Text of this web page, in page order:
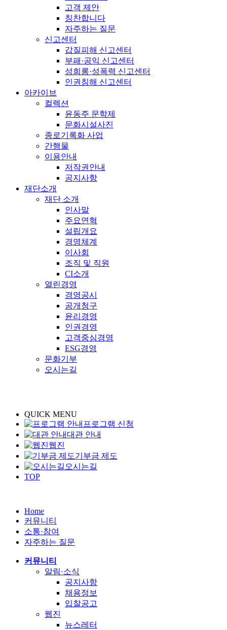
고객 제안
칭찬합니다
자주하는 질문
신고센터
갑질피해 신고센터
부패·공익 신고센터
성희롱·성폭력 신고센터
인권침해 신고센터
아카이브
컬렉션
윤동주 문학제
문화시설사진
종로기록화 사업
간행물
이용안내
저작권안내
공지사항
재단소개
재단 소개
인사말
주요연혁
설립개요
경영체계
이사회
조직 및 직원
CI소개
열린경영
경영공시
공개청구
윤리경영
인권경영
고객중심경영
ESG경영
문화기부
오시는길
QUICK MENU
프로그램 신청
대관 안내
웹진
기부금 제도
오시는길
TOP
Home
커뮤니티
소통·참여
자주하는 질문
커뮤니티
알림·소식
공지사항
채용정보
입찰공고
웹진
뉴스레터